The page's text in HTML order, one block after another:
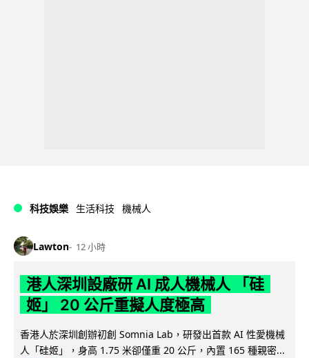
科技娛樂 生活科技 機械人
Lawton 12 小時
港人深圳設廠研 AI 成人機械人 「硅
姬」 20 公斤重擬人度極高
香港人於深圳創辦初創 Somnia Lab，研發出首款 AI 性愛機械
人「硅姬」，身高 1.75 米卻僅重 20 公斤，內置 165 種親密...